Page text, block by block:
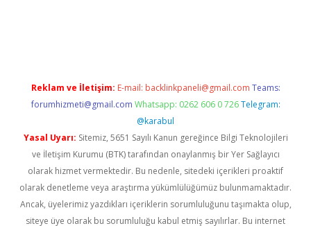
Reklam ve İletişim: E-mail: backlinkpaneli@gmail.com Teams:
forumhizmeti@gmail.com Whatsapp: 0262 606 0 726 Telegram:
@karabul
Yasal Uyarı: Sitemiz, 5651 Sayılı Kanun gereğince Bilgi Teknolojileri
ve İletişim Kurumu (BTK) tarafından onaylanmış bir Yer Sağlayıcı
olarak hizmet vermektedir. Bu nedenle, sitedeki içerikleri proaktif
olarak denetleme veya araştırma yükümlülüğümüz bulunmamaktadır.
Ancak, üyelerimiz yazdıkları içeriklerin sorumluluğunu taşımakta olup,
siteye üye olarak bu sorumluluğu kabul etmiş sayılırlar. Bu internet